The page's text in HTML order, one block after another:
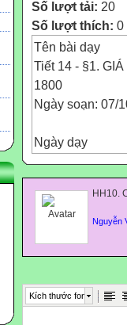
Số lượt tải: 20
Số lượt thích: 0
Tên bài dạy
Tiết 14 - §1.
1800
Ngày soạn: 07/
Ngày dạy
Tiết
Lớp
Ghi chú


HH10.
Nguyễn
Kích thước font